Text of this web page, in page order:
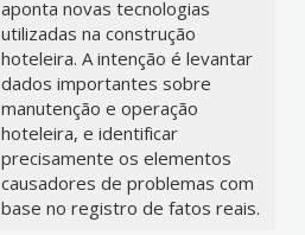
aponta novas tecnologias
utilizadas na construção
hoteleira. A intenção é levantar
dados importantes sobre
manutenção e operação
hoteleira, e identificar
precisamente os elementos
causadores de problemas com
base no registro de fatos reais.